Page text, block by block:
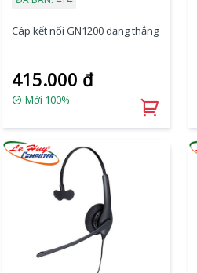
Cáp kết nối GN1200 dạng thẳng
415.000 đ
Mới 100%